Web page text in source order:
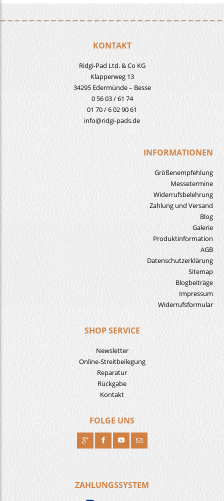
KONTAKT
Ridgi-Pad Ltd. & Co KG
Klapperweg 13
34295 Edermünde – Besse
0 56 03 / 61 74
01 70 / 6 02 90 61
info@ridgi-pads.de
INFORMATIONEN
Größenempfehlung
Messetermine
Widerrufsbelehrung
Zahlung und Versand
Blog
Galerie
Produktinformation
AGB
Datenschutzerklärung
Sitemap
Blogbeiträge
Impressum
Widerrufsformular
SHOP SERVICE
Newsletter
Online-Streitbeilegung
Reparatur
Rückgabe
Kontakt
FOLGE UNS
R H F J
ZAHLUNGSSYSTEM